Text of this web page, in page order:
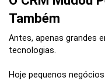
Também
Antes, apenas grandes
tecnologias.
Hoje pequenos